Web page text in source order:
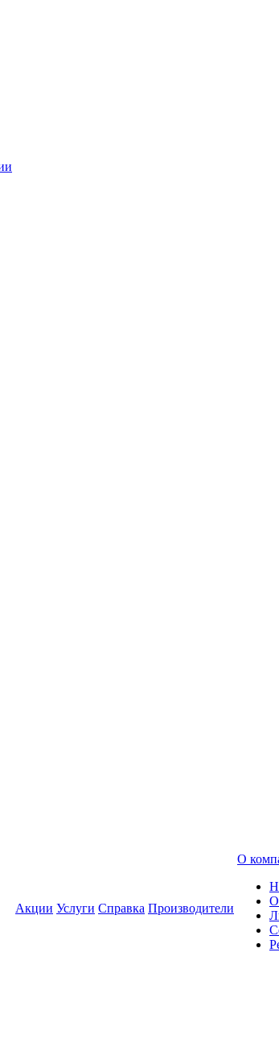
Акции Услуги Справка Производители
О